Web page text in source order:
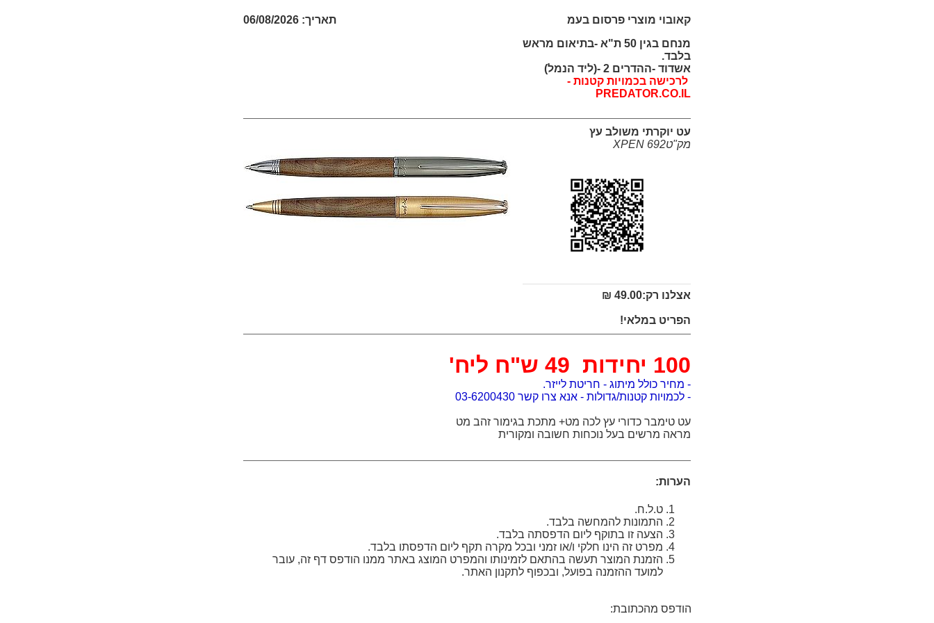
קאובוי מוצרי פרסום בעמ
מנחם בגין 50 ת"א -בתיאום מראש
בלבד.
אשדוד -ההדרים 2 -(ליד הנמל)
לרכישה בכמויות קטנות -
PREDATOR.CO.IL
תאריך: 06/08/2026
עט יוקרתי משולב עץ
מק"טXPEN 692
אצלנו רק:49.00 ₪
הפריט במלאי!
100 יחידות
- מחיר כולל מיתוג - חריטת לייזר.
- לכמויות קטנות/גדולות - אנא צרו קשר 03-6200430
עט טימבר כדורי עץ לכה מט+ מתכת בגימור זהב מט
מראה מרשים בעל נוכחות חשובה ומקורית
הערות:
ט.ל.ח.
התמונות להמחשה בלבד.
הצעה זו בתוקף ליום הדפסתה בלבד.
מפרט זה הינו חלקי ו/או זמני ובכל מקרה תקף ליום הדפסתו בלבד.
הזמנת המוצר תעשה בהתאם לזמינותו והמפרט המוצג באתר ממנו הודפס דף זה, עובר
למועד ההזמנה בפועל, ובכפוף לתקנון האתר.
הודפס מהכתובת: